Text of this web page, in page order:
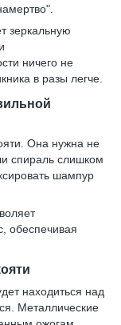
зеркальную
ничего не
в разы легче.
Она нужна не
спираль слишком
шампур
обеспечивая
находиться над
Металлические